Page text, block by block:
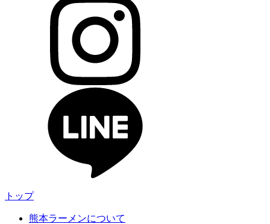
トップ
熊本ラーメンについて